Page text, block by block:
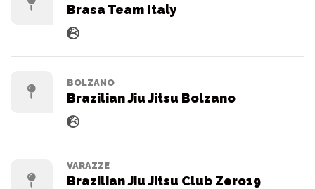
Brasa Team Italy
BOLZANO
Brazilian Jiu Jitsu Bolzano
VARAZZE
Brazilian Jiu Jitsu Club Zero19